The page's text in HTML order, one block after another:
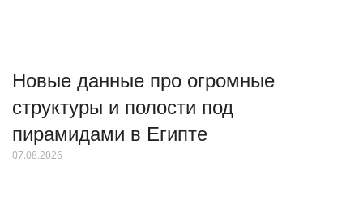
Новые данные про огромные
структуры и полости под
пирамидами в Египте
07.08.2026